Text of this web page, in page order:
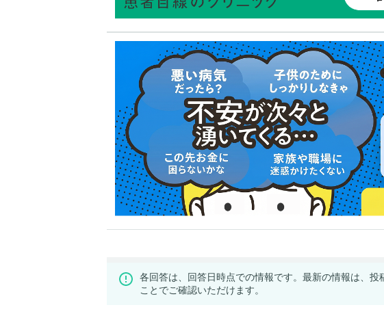
各回答は、回答日時点での情報です。最新の情報は、投
ことでご確認いただけます。